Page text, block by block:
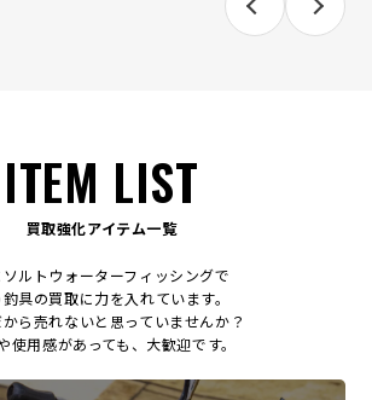
ITEM LIST
買取強化アイテム一覧
ルトウォーターフィッシングで
具の買取に力を入れています。
ら売れないと思っていませんか？
使用感があっても、大歓迎です。